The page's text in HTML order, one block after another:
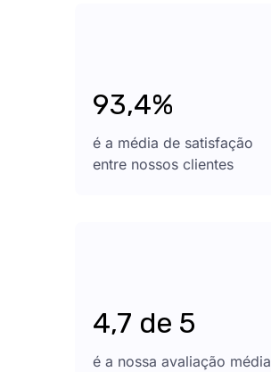
93,4%
é a média de satisfação
entre nossos clientes
4,7 de 5
é a nossa avaliação média